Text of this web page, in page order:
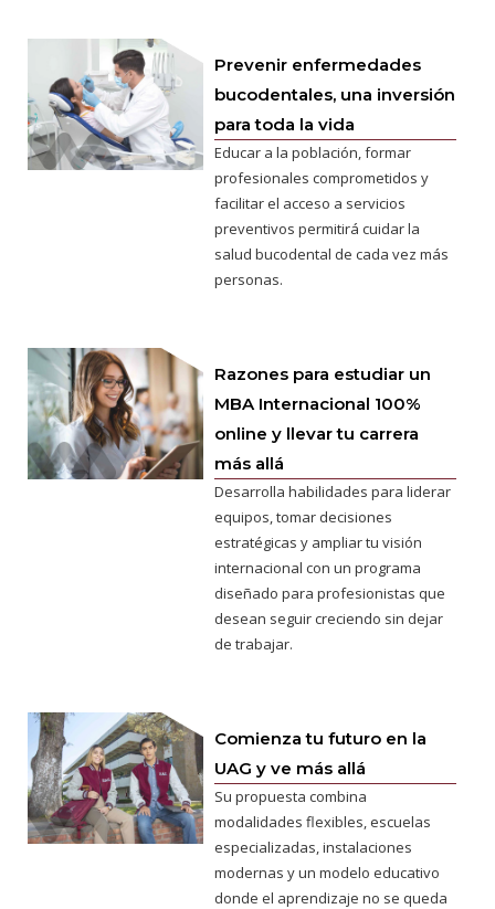
Prevenir enfermedades
bucodentales, una inversión
para toda la vida
Educar a la población, formar
profesionales comprometidos y
facilitar el acceso a servicios
preventivos permitirá cuidar la
salud bucodental de cada vez más
personas.
Razones para estudiar un
MBA Internacional 100%
online y llevar tu carrera
más allá
Desarrolla habilidades para liderar
equipos, tomar decisiones
estratégicas y ampliar tu visión
internacional con un programa
diseñado para profesionistas que
desean seguir creciendo sin dejar
de trabajar.
Comienza tu futuro en la
UAG y ve más allá
Su propuesta combina
modalidades flexibles, escuelas
especializadas, instalaciones
modernas y un modelo educativo
donde el aprendizaje no se queda